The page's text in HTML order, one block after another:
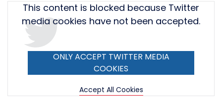
TweetThis content is blocked because Twitter
media cookies have not been accepted.
ONLY ACCEPT TWITTER MEDIA
COOKIES
Accept All Cookies